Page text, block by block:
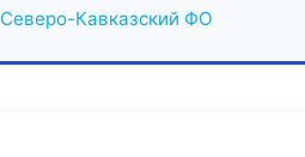
Северо-Кавказский ФО